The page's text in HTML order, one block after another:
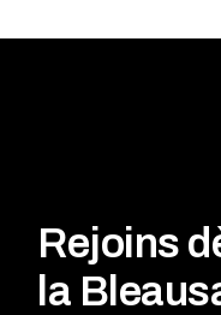
Rejoins
la